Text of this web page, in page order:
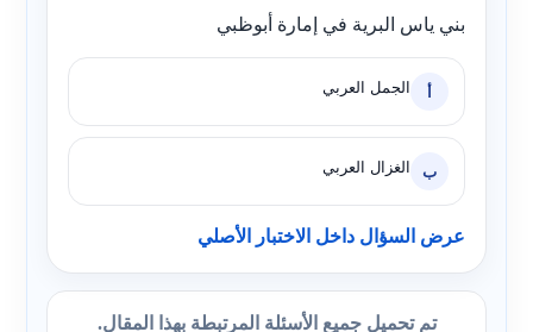
بني ياس البرية في إمارة أبوظبي
أ الجمل العربي
ب الغزال العربي
عرض السؤال داخل الاختبار الأصلي
تم تحميل جميع الأسئلة المرتبطة بهذا المقال.